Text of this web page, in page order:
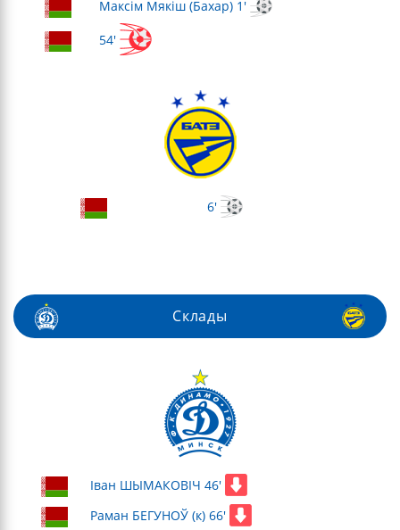
Максім Мякіш (Бахар) 1'
54'
6'
Склады
Іван ШЫМАКОВІЧ 46'
Раман БЕГУНОЎ (к) 66'